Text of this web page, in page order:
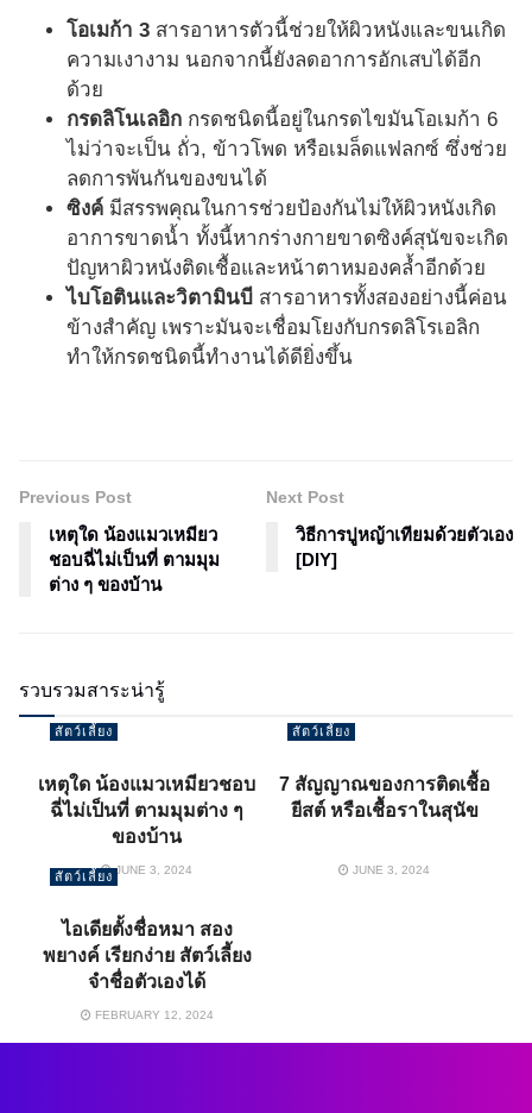
โอเมก้า 3 สารอาหารตัวนี้ช่วยให้ผิวหนังและขนเกิด
ความเงางาม นอกจากนี้ยังลดอาการอักเสบได้อีก
ด้วย
กรดลิโนเลอิก กรดชนิดนี้อยู่ในกรดไขมันโอเมก้า 6
ไม่ว่าจะเป็น ถั่ว, ข้าวโพด หรือเมล็ดแฟลกซ์ ซึ่งช่วย
ลดการพันกันของขนได้
ซิงค์ มีสรรพคุณในการช่วยป้องกันไม่ให้ผิวหนังเกิด
อาการขาดน้ำ ทั้งนี้หากร่างกายขาดซิงค์สุนัขจะเกิด
ปัญหาผิวหนังติดเชื้อและหน้าตาหมองคล้ำอีกด้วย
ไบโอตินและวิตามินบี สารอาหารทั้งสองอย่างนี้ค่อน
ข้างสำคัญ เพราะมันจะเชื่อมโยงกับกรดลิโรเอลิก
ทำให้กรดชนิดนี้ทำงานได้ดียิ่งขึ้น
Previous Post
เหตุใด น้องแมวเหมียว
ชอบฉี่ไม่เป็นที่ ตามมุม
ต่าง ๆ ของบ้าน
Next Post
วิธีการปูหญ้าเทียมด้วยตัวเอง
[DIY]
รวบรวมสาระน่ารู้
สัตว์เลี้ยง
เหตุใด น้องแมวเหมียวชอบ
ฉี่ไม่เป็นที่ ตามมุมต่าง ๆ
ของบ้าน
JUNE 3, 2024
สัตว์เลี้ยง
7 สัญญาณของการติดเชื้อ
ยีสต์ หรือเชื้อราในสุนัข
JUNE 3, 2024
สัตว์เลี้ยง
ไอเดียตั้งชื่อหมา สอง
พยางค์ เรียกง่าย สัตว์เลี้ยง
จำชื่อตัวเองได้
FEBRUARY 12, 2024